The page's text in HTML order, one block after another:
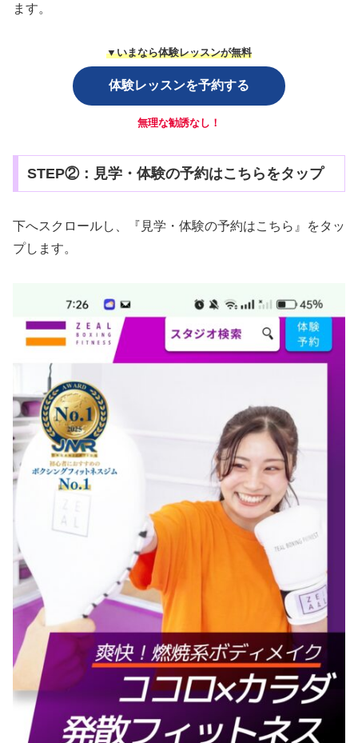
ます。
▼いまなら体験レッスンが無料
体験レッスンを予約する
無理な勧誘なし！
STEP②：見学・体験の予約はこちらをタップ
下へスクロールし、『見学・体験の予約はこちら』をタッ
プします。